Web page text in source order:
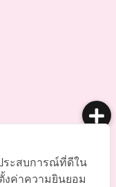
ระสบการณ์ที่ดีใน
งค่าความยินยอม